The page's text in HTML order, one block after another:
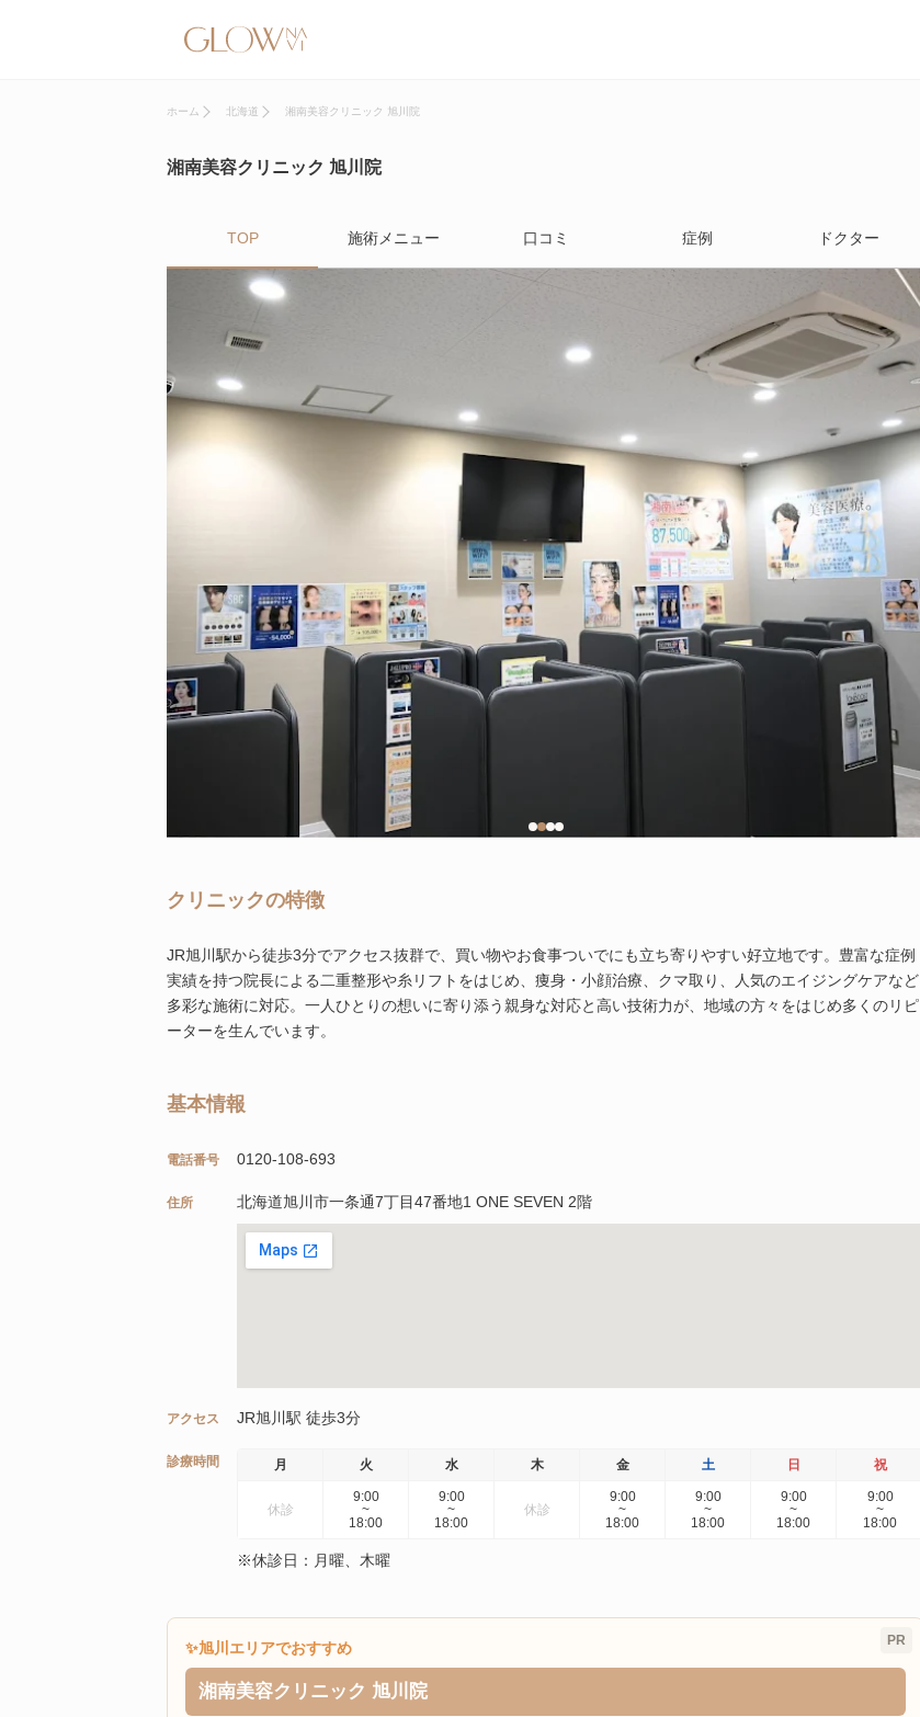
ホーム 北海道 湘南美容クリニック 旭川院
湘南美容クリニック 旭川院
TOP 施術メニュー 口コミ 症例 ドクター
クリニックの特徴
JR旭川駅から徒歩3分でアクセス抜群で、買い物やお食事ついでにも立ち寄りやすい好立地です。豊富な症例
実績を持つ院長による二重整形や糸リフトをはじめ、痩身・小顔治療、クマ取り、人気のエイジングケアなど
多彩な施術に対応。一人ひとりの想いに寄り添う親身な対応と高い技術力が、地域の方々をはじめ多くのリピ
ーターを生んでいます。
基本情報
電話番号 0120-108-693
住所 北海道旭川市一条通7丁目47番地1 ONE SEVEN 2階
アクセス JR旭川駅 徒歩3分
診療時間 月 火 水 木 金 土 日 祝
休診
9:00
~
18:00
9:00
~
18:00
休診
9:00
~
18:00
9:00
~
18:00
9:00
~
18:00
9:00
~
18:00
※休診日：月曜、木曜
PR
✨旭川エリアでおすすめ
湘南美容クリニック 旭川院